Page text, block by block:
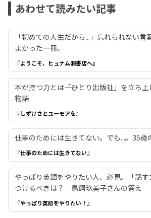
あわせて読みたい記事
「初めての人生だから...」忘れられない言
よかった一冊。
『ようこそ、ヒュナム洞書店へ』
本が持つ力とは――「ひとり出版社」を立ち
物語
『しずけさとユーモアを』
仕事のためには生きてない。でも...。35歳
『仕事のためには生きてない』
やっぱり英語をやりたい人、必見。「話
つけるべきは？ 鳥飼玖美子さんの答え
『やっぱり英語をやりたい！』